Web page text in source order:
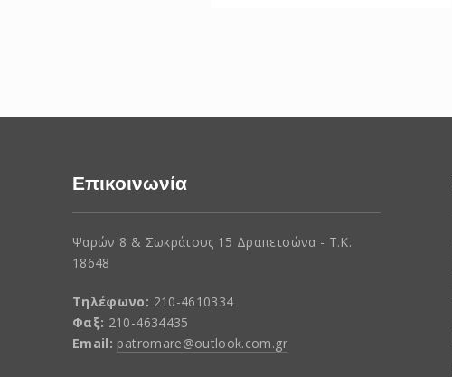
Επικοινωνία
Ψαρών 8 & Σωκράτους 15 Δραπετσώνα - Τ.Κ.
18648
Τηλέφωνο: 210-4610334
Φαξ: 210-4634435
Email: patromare@outlook.com.gr